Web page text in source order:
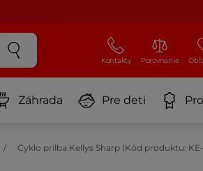
Kontakty Porovnanie
Záhrada Pre deti
Cyklo prilba Kellys Sharp (Kód produktu: